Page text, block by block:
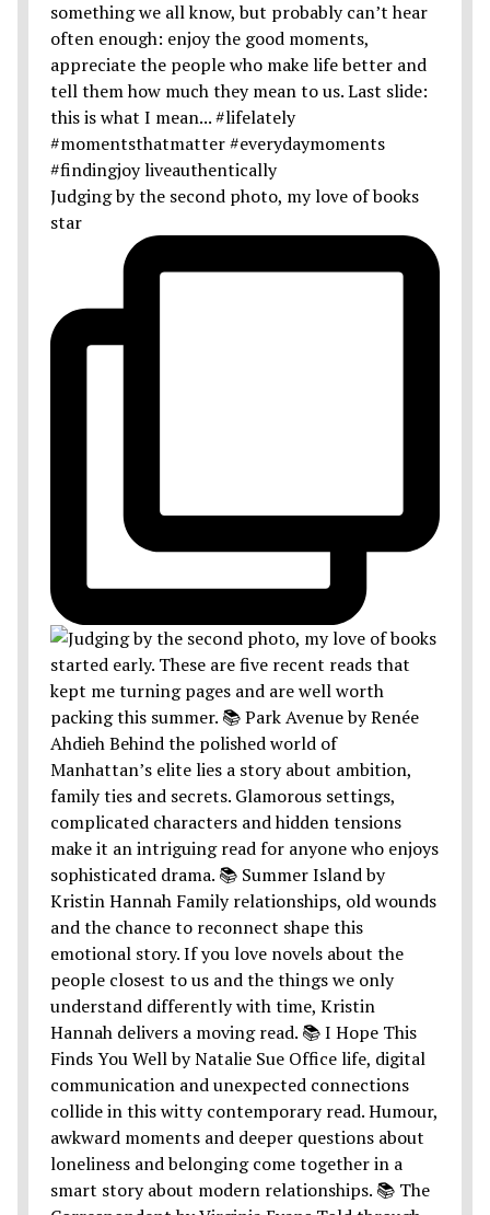
Judging by the second photo, my love of books
star